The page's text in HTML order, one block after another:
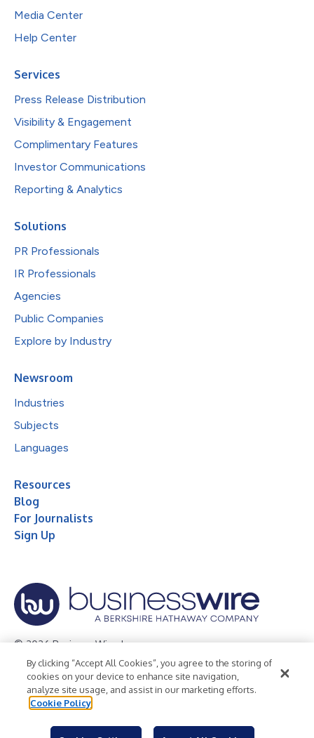
Media Center
Help Center
Services
Press Release Distribution
Visibility & Engagement
Complimentary Features
Investor Communications
Reporting & Analytics
Solutions
PR Professionals
IR Professionals
Agencies
Public Companies
Explore by Industry
Newsroom
Industries
Subjects
Languages
Resources
Blog
For Journalists
Sign Up
© 2026 Business Wire, Inc.
Privacy Policy Cookie Policy
Accessibility Statement
Terms of Use
Legal
By clicking “Accept All Cookies”, you agree to the storing of
cookies on your device to enhance site navigation,
analyze site usage, and assist in our marketing efforts.
Cookie Policy